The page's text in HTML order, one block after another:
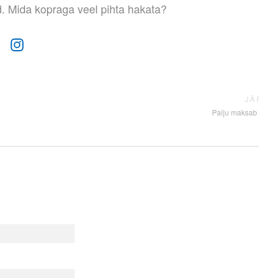
Mida kopraga veel pihta hakata?
Palju